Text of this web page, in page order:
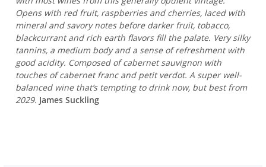
Opens with red fruit, raspberries and cherries, laced with
mineral and savory notes before darker fruit, tobacco,
blackcurrant and rich earth flavors fill the palate. Very silky
tannins, a medium body and a sense of refreshment with
good acidity. Composed of cabernet sauvignon with
touches of cabernet franc and petit verdot. A super well-
balanced wine that’s tempting to drink now, but best from
2029. James Suckling